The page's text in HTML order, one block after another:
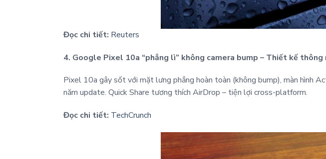
Đọc chi tiết: Reuters
4. Google Pixel 10a “phẳng lì” không camera bump – Thiết kế thông
Pixel 10a gây sốt với mặt lưng phẳng hoàn toàn (không bump), màn hình
năm update. Quick Share tương thích AirDrop – tiện lợi cross-platform.
Đọc chi tiết: TechCrunch